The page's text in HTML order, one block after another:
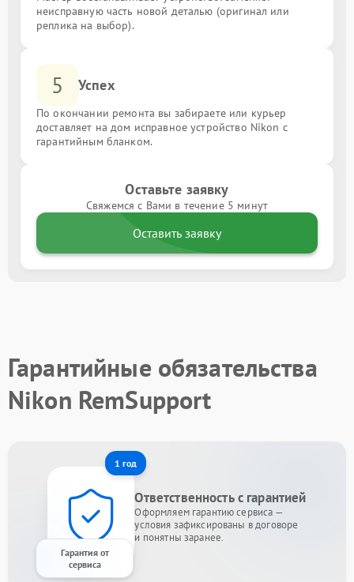
неисправную часть новой деталью (оригинал или
реплика на выбор).
5 Успех
По окончании ремонта вы забираете или курьер
доставляет на дом исправное устройство Nikon с
гарантийным бланком.
Оставьте заявку
Свяжемся с Вами в течение 5 минут
Оставить заявку
Гарантийные обязательства
Nikon RemSupport
1 год
Гарантия от
сервиса
Ответственность с гарантией
Оформляем гарантию сервиса —
условия зафиксированы в договоре
и понятны заранее.